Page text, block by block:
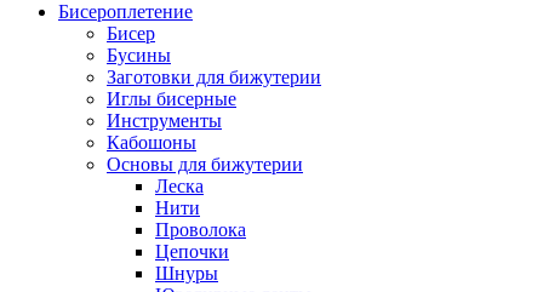
Бисероплетение
Бисер
Бусины
Заготовки для бижутерии
Иглы бисерные
Инструменты
Кабошоны
Основы для бижутерии
Леска
Нити
Проволока
Цепочки
Шнуры